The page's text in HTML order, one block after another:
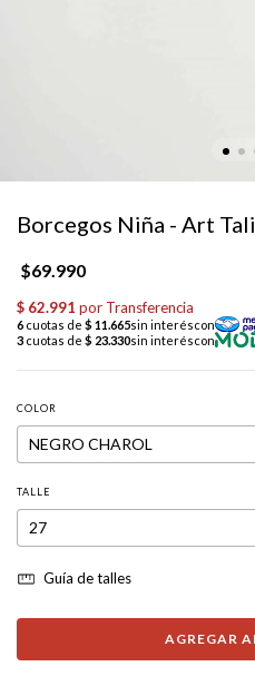
Borcegos Niña - Art Tali
$69.990
COLOR
TALLE
Guía de talles